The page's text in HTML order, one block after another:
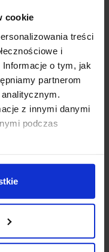
cookie
treści
i
o tym, jak
partnerom
z innymi danymi
podczas
3000K/4000K
Tuya)